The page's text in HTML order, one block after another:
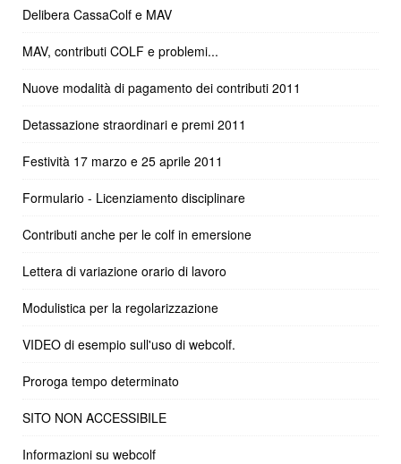
Delibera CassaColf e MAV
MAV, contributi COLF e problemi...
Nuove modalità di pagamento dei contributi 2011
Detassazione straordinari e premi 2011
Festività 17 marzo e 25 aprile 2011
Formulario - Licenziamento disciplinare
Contributi anche per le colf in emersione
Lettera di variazione orario di lavoro
Modulistica per la regolarizzazione
VIDEO di esempio sull'uso di webcolf.
Proroga tempo determinato
SITO NON ACCESSIBILE
Informazioni su webcolf